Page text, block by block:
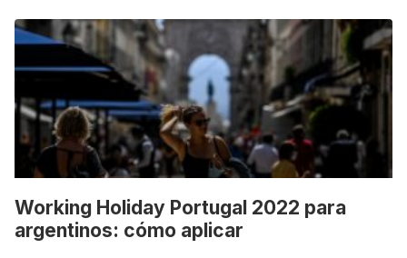
Working Holiday Portugal 2022 para
argentinos: cómo aplicar